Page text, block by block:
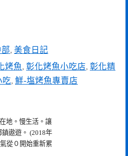
, 美食日記
烤魚, 彰化烤魚小吃店, 彰化精
吃, 鮮-塩烤魚專賣店
地。慢生活。讓
遨遊。 (2018年
從０開始重新累